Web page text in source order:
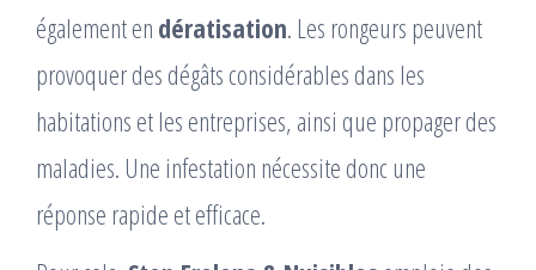
également en dératisation. Les rongeurs peuvent
provoquer des dégâts considérables dans les
habitations et les entreprises, ainsi que propager des
maladies. Une infestation nécessite donc une
réponse rapide et efficace.